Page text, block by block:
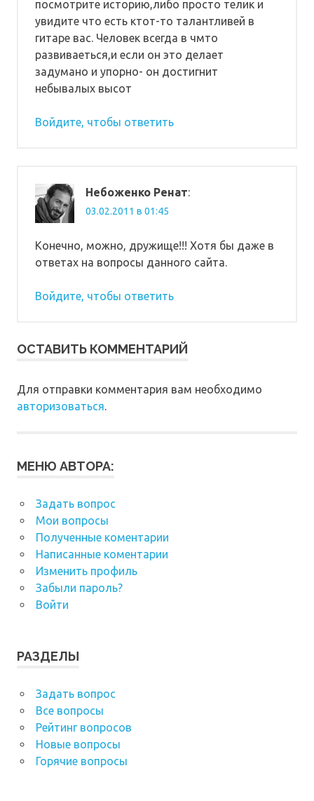
посмотрите историю,либо просто телик и
увидите что есть ктот-то талантливей в
гитаре вас. Человек всегда в чмто
развиваеться,и если он это делает
задумано и упорно- он достигнит
небывалых высот
Войдите, чтобы ответить
Небоженко Ренат:
03.02.2011 в 01:45
Конечно, можно, дружище!!! Хотя бы даже в
ответах на вопросы данного сайта.
Войдите, чтобы ответить
ОСТАВИТЬ КОММЕНТАРИЙ
Для отправки комментария вам необходимо
авторизоваться.
МЕНЮ АВТОРА:
Задать вопрос
Мои вопросы
Полученные коментарии
Написанные коментарии
Изменить профиль
Забыли пароль?
Войти
РАЗДЕЛЫ
Задать вопрос
Все вопросы
Рейтинг вопросов
Новые вопросы
Горячие вопросы